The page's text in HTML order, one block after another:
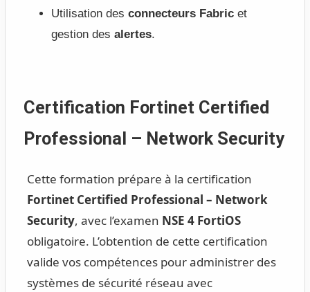
Utilisation des connecteurs Fabricet
gestion des alertes.
Certification Fortinet Certified
Professional – Network Security
Cette formation prépare à la certification
Fortinet Certified Professional – Network
Security, avec l’examen NSE 4 FortiOS
obligatoire. L’obtention de cette certification
valide vos compétences pour administrer des
systèmes de sécurité réseau avec